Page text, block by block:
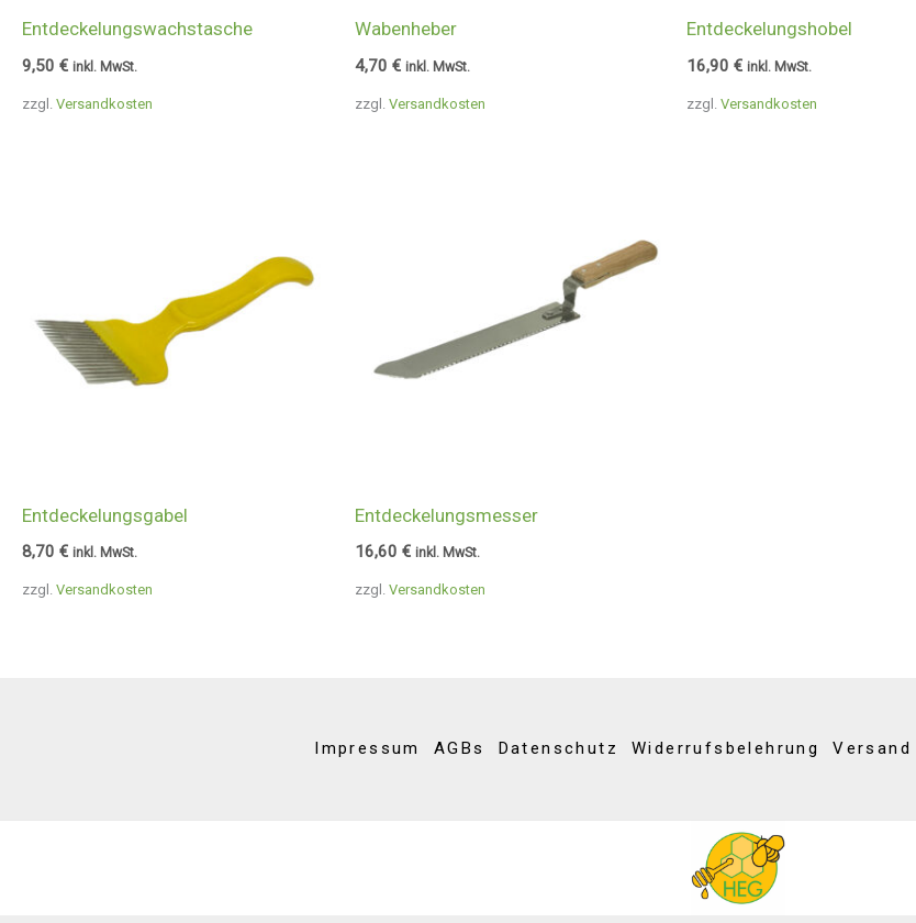
zzgl. Versandkosten
Entdeckelungswachstasche
9,50 € inkl. MwSt.
zzgl. Versandkosten
Wabenheber
4,70 € inkl. MwSt.
zzgl.Versandkosten
Entdeckelungshobel
16,90€ inkl. MwSt.
zzgl. Versandkosten
Entdeckelungsgabel
8,70 € inkl. MwSt.
zzgl. Versandkosten
Entdeckelungsmesser
16,60 € inkl. MwSt.
Impressum AGBs Datenschutz Widerrufsbelehrung Versand